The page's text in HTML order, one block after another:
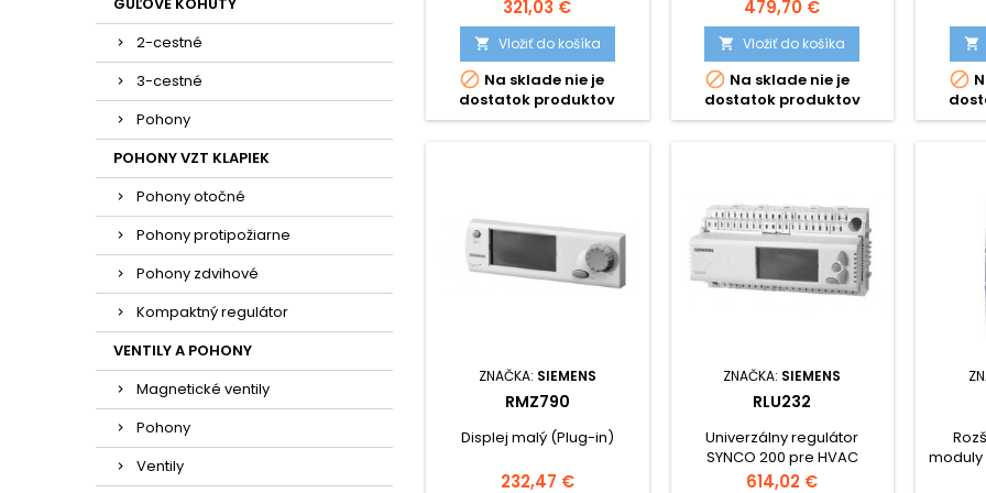
2-cestné
3-cestné
Pohony
POHONY VZT KLAPIEK
Pohony otočné
Pohony protipožiarne
Pohony zdvihové
Kompaktný regulátor
VENTILY A POHONY
Magnetické ventily
Pohony
Ventily
Cena
321,03 €
 Vložiť do košíka
 Na sklade nie je
dostatok produktov
zber.,3x MF vystup, so
svorkovnicami
Cena
479,70 €
 Vložiť do košíka
 Na sklade nie je
dostatok produktov


ZNAČKA: SIEMENS
RMZ790
Displej malý (Plug-in)
Cena
232,47 €
ZNAČKA: SIEMENS
RLU232
Univerzálny regulátor
SYNCO 200 pre HVAC
(2sekv; 5UI, 2DI, 3AO, 2DO).
Cena
614,02 €
moduly